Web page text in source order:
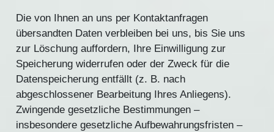
Die von Ihnen an uns per Kontaktanfragen
übersandten Daten verbleiben bei uns, bis Sie uns
zur Löschung auffordern, Ihre Einwilligung zur
Speicherung widerrufen oder der Zweck für die
Datenspeicherung entfällt (z. B. nach
abgeschlossener Bearbeitung Ihres Anliegens).
Zwingende gesetzliche Bestimmungen –
insbesondere gesetzliche Aufbewahrungsfristen –